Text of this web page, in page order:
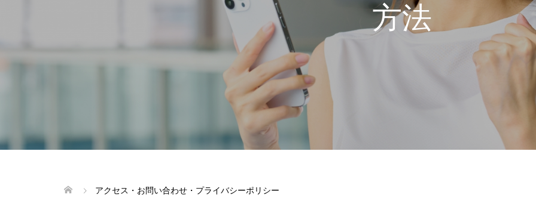
方法
アクセス・お問い合わせ・プライバシーポリシー